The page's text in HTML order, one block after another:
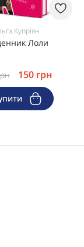
Купріян
Лоли
150 грн